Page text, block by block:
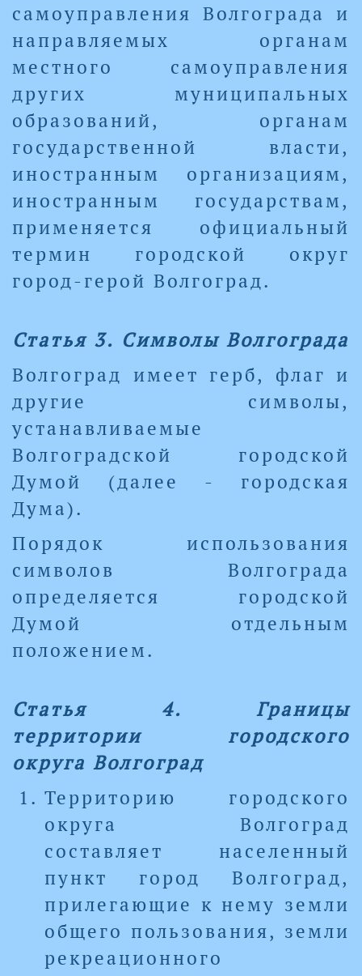
самоуправления Волгограда и
направляемых органам
местного самоуправления
других муниципальных
образований, органам
государственной власти,
иностранным организациям,
иностранным государствам,
применяется официальный
термин городской округ
город-герой Волгоград.
Статья 3. Символы Волгограда
Волгоград имеет герб, флаг и
другие символы,
устанавливаемые
Волгоградской городской
Думой (далее - городская
Дума).
Порядок использования
символов Волгограда
определяется городской
Думой отдельным
положением.
Статья 4. Границы
территории городского
округа Волгоград
Территорию городского
округа Волгоград
составляет населенный
пункт город Волгоград,
прилегающие к нему земли
общего пользования, земли
рекреационного